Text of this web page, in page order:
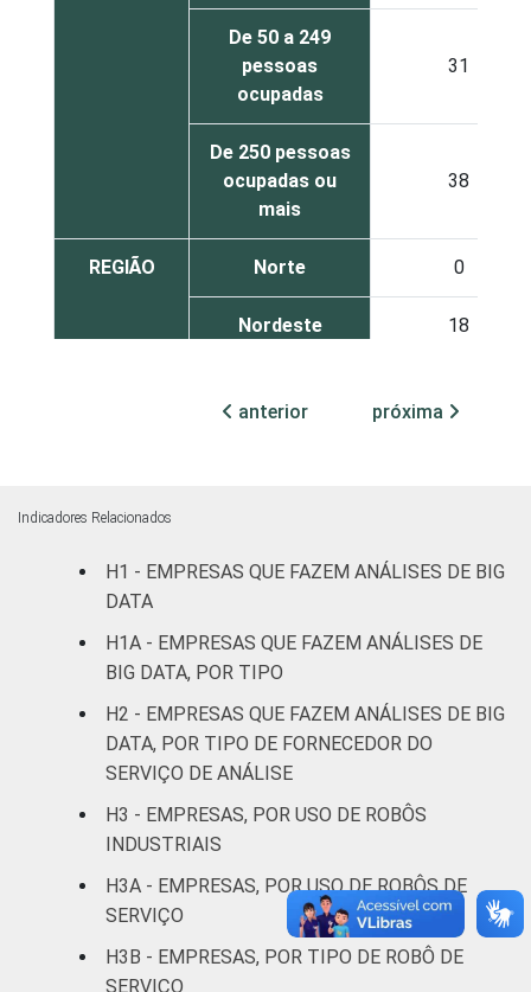
De 50 a 249
pessoas
ocupadas
31
De 250 pessoas
ocupadas ou
mais
38
REGIÃO Norte 0
Nordeste 18
DE
ATUAÇÃO
transformação
29
Construção 69
Comércio,
reparação de
veículos
automotores e
motocicletas
Transporte,
armazenagem e
correio
45
anterior próxima
Indicadores Relacionados
H1 - EMPRESAS QUE FAZEM ANÁLISES DE BIG
DATA
H1A - EMPRESAS QUE FAZEM ANÁLISES DE
BIG DATA, POR TIPO
H2 - EMPRESAS QUE FAZEM ANÁLISES DE BIG
DATA, POR TIPO DE FORNECEDOR DO
SERVIÇO DE ANÁLISE
H3 - EMPRESAS, POR USO DE ROBÔS
INDUSTRIAIS
H3A - EMPRESAS, POR USO DE ROBÔS DE
SERVIÇO
H3B - EMPRESAS, POR TIPO DE ROBÔ DE
SERVIÇO